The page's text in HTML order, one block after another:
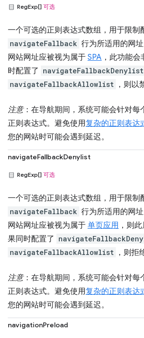
RegExp[] 可选
一个可选的正则表达式数组，用于限制
navigateFallback 行为所适用的网
网站网址应被视为属于 SPA ，此功能
时配置了 navigateFallbackDenylist
navigateFallbackAllowlist ，则以
注意：在导航期间，系统可能会针对每
正则表达式。避免使用复杂的正则表达
您的网站时可能会遇到延迟。
navigateFallbackDenylist
RegExp[] 可选
一个可选的正则表达式数组，用于限制
navigateFallback 行为所适用的网
网站网址应被视为属于 单页应用 ，则
果同时配置了
navigateFallbackAllowlist ，则拒
注意：在导航期间，系统可能会针对每
正则表达式。避免使用复杂的正则表达
您的网站时可能会遇到延迟。
navigationPreload